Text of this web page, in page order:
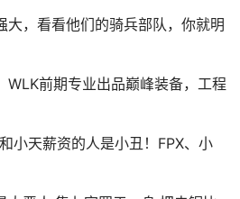
大，看看他们的骑兵部队，你就明
WLK前期专业出品巅峰装备，工程
小天薪资的人是小丑！FPX、小